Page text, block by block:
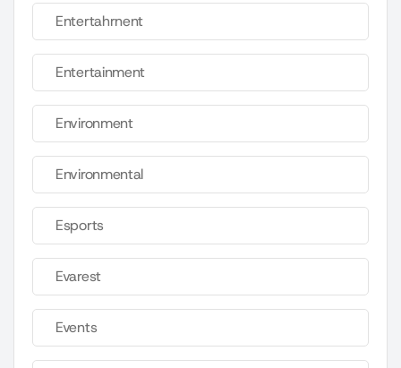
Entertahrnent
Entertainment
Environment
Environmental
Esports
Evarest
Events